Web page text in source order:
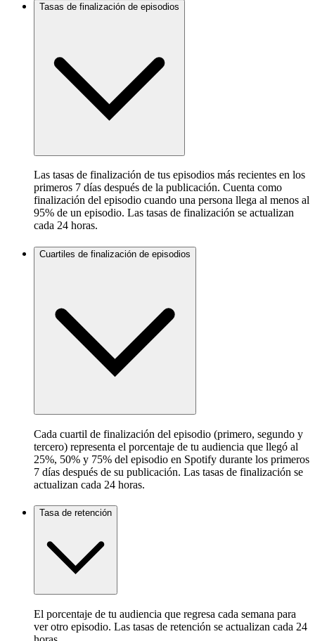
Tasas de finalización de episodios
Las tasas de finalización de tus episodios más recientes en los
primeros 7 días después de la publicación. Cuenta como
finalización del episodio cuando una persona llega al menos al
95% de un episodio. Las tasas de finalización se actualizan
cada 24 horas.
Cuartiles de finalización de episodios
Cada cuartil de finalización del episodio (primero, segundo y
tercero) representa el porcentaje de tu audiencia que llegó al
25%, 50% y 75% del episodio en Spotify durante los primeros
7 días después de su publicación. Las tasas de finalización se
actualizan cada 24 horas.
Tasa de retención
El porcentaje de tu audiencia que regresa cada semana para
ver otro episodio. Las tasas de retención se actualizan cada 24